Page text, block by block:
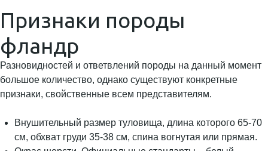
Признаки породы
фландр
Разновидностей и ответвлений породы на данный момент
большое количество, однако существуют конкретные
признаки, свойственные всем представителям.
Внушительный размер туловища, длина которого 65-70
см, обхват груди 35-38 см, спина вогнутая или прямая.